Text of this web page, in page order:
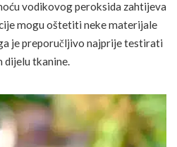
vodikovog peroksida zahtijeva
mogu oštetiti neke materijale
je preporučljivo najprije testirati
dijelu tkanine.